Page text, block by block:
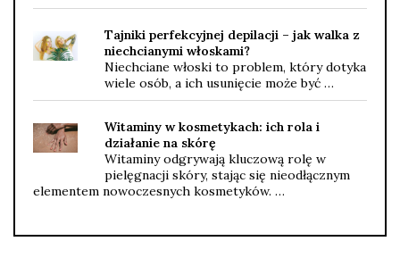
Tajniki perfekcyjnej depilacji – jak walka z
niechcianymi włoskami?
Niechciane włoski to problem, który dotyka
wiele osób, a ich usunięcie może być …
Witaminy w kosmetykach: ich rola i
działanie na skórę
Witaminy odgrywają kluczową rolę w
pielęgnacji skóry, stając się nieodłącznym
elementem nowoczesnych kosmetyków. …